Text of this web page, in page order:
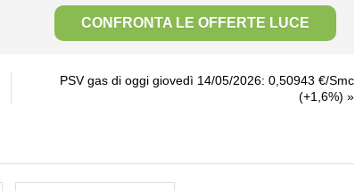
CONFRONTA LE OFFERTE LUCE
PSV gas di oggi giovedì 14/05/2026: 0,50943 €/Smc
(+1,6%) »